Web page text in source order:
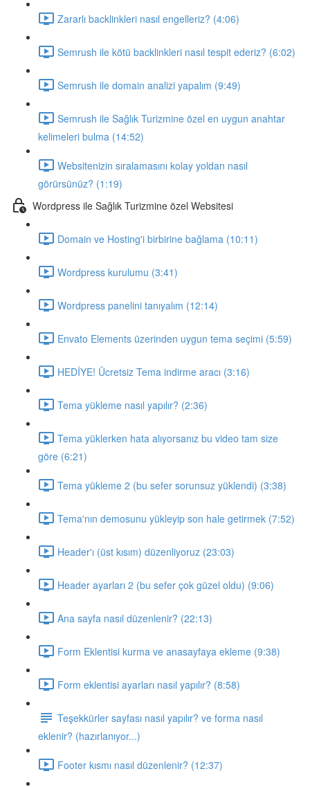
Zararlı backlinkleri nasıl engelleriz? (4:06)
Semrush ile kötü backlinkleri nasıl tespit ederiz? (6:02)
Semrush ile domain analizi yapalım (9:49)
Semrush ile Sağlık Turizmine özel en uygun anahtar
kelimeleri bulma (14:52)
Websitenizin sıralamasını kolay yoldan nasıl
görürsünüz? (1:19)
Wordpress ile Sağlık Turizmine özel Websitesi
Domain ve Hosting'i birbirine bağlama (10:11)
Wordpress kurulumu (3:41)
Wordpress panelini tanıyalım (12:14)
Envato Elements üzerinden uygun tema seçimi (5:59)
HEDİYE! Ücretsiz Tema indirme aracı (3:16)
Tema yükleme nasıl yapılır? (2:36)
Tema yüklerken hata alıyorsanız bu video tam size
göre (6:21)
Tema yükleme 2 (bu sefer sorunsuz yüklendi) (3:38)
Tema'nın demosunu yükleyip son hale getirmek (7:52)
Header'ı (üst kısım) düzenliyoruz (23:03)
Header ayarları 2 (bu sefer çok güzel oldu) (9:06)
Ana sayfa nasıl düzenlenir? (22:13)
Form Eklentisi kurma ve anasayfaya ekleme (9:38)
Form eklentisi ayarları nasıl yapılır? (8:58)
Teşekkürler sayfası nasıl yapılır? ve forma nasıl
eklenir? (hazırlanıyor...)
Footer kısmı nasıl düzenlenir? (12:37)